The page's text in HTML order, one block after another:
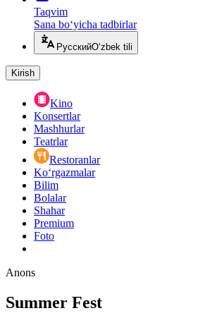
Taqvim
Sana bo‘yicha tadbirlar
РусскийO‘zbek tili
Kirish
Kino
Konsertlar
Mashhurlar
Teatrlar
Restoranlar
Ko‘rgazmalar
Bilim
Bolalar
Shahar
Premium
Foto
Anons
Summer Fest